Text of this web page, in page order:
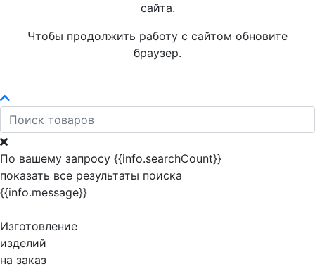
сайта.
Чтобы продолжить работу с сайтом обновите
браузер.
По вашему запросу {{info.searchCount}}
показать все результаты поиска
{{info.message}}
Изготовление
изделий
на заказ